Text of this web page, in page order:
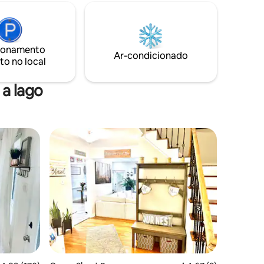
no local
Ar-condicionado
lago